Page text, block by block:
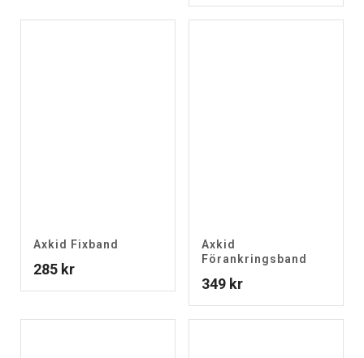
Axkid Fixband
285 kr
Axkid
Förankringsband
349 kr